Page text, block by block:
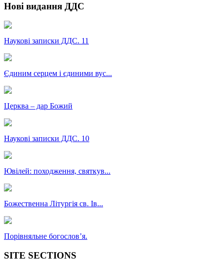
Нові видання ДДС
Наукові записки ДДС. 11
Єдиним серцем і єдиними вус...
Церква – дар Божий
Наукові записки ДДС. 10
Ювілей: походження, святкув...
Божественна Літургія св. Ів...
Порівняльне богословʼя.
SITE SECTIONS